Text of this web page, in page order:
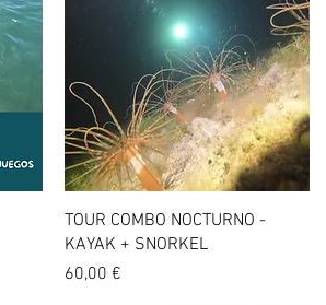
Vista rápida
TOUR COMBO NOCTURNO -
KAYAK + SNORKEL
Precio
60,00 €